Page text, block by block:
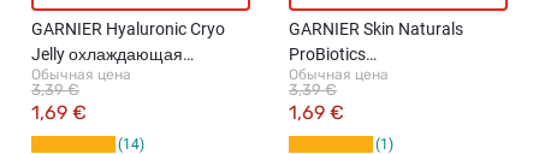
GARNIER Hyaluronic Cryo
Jelly охлаждающая
тканевая маска-желе для
уставшей кожи лица, 27г
Обычная цена
1,69 €
3,39 €
14
GARNIER Skin Naturals
ProBiotics
восстанавливающая маска
с пробиотиками, 22г
Обычная цена
1,69 €
3,39 €
1